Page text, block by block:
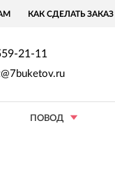
КАК СДЕЛАТЬ ЗАКАЗ
21-11
ПОВОД